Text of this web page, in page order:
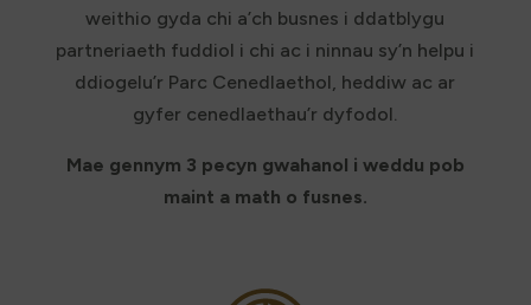
weithio gyda chi a’ch busnes i ddatblygu
partneriaeth fuddiol i chi ac i ninnau sy’n helpu i
ddiogelu’r Parc Cenedlaethol, heddiw ac ar
gyfer cenedlaethau’r dyfodol.
Mae gennym 3 pecyn gwahanol i weddu pob
maint a math o fusnes.